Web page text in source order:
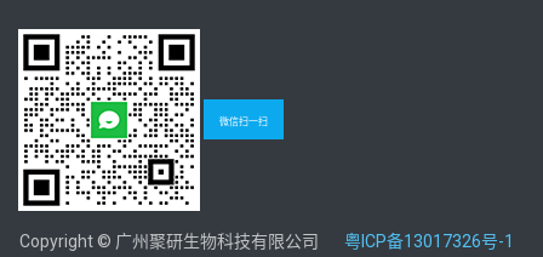
微信扫一扫
Copyright © 广州聚研生物科技有限公司 粤ICP备13017326号-1